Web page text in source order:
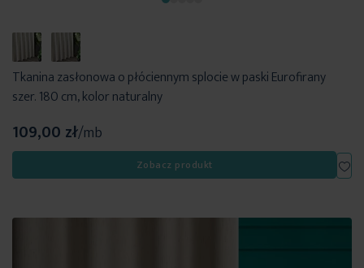
Tkanina zasłonowa o płóciennym splocie w paski Eurofirany
szer. 180 cm, kolor naturalny
109,00 zł/mb
Zobacz produkt